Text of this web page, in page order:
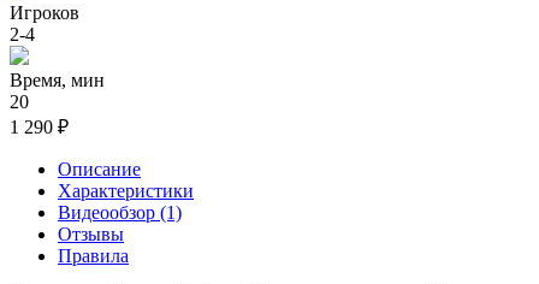
Игроков
2-4
Время, мин
20
1 290 ₽
Описание
Характеристики
Видеообзор (1)
Отзывы
Правила